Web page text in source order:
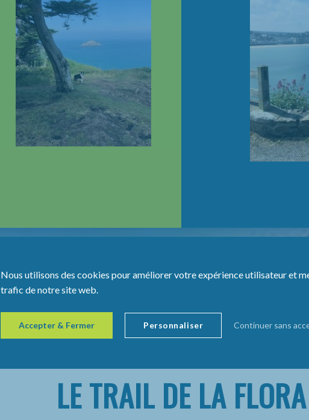
LE TRAIL DE LA FLORA
Nous utilisons des cookies pour améliorer votre expérience utilisateur et
trafic de notre site web.
Accepter & Fermer Continuer sans
Personnaliser